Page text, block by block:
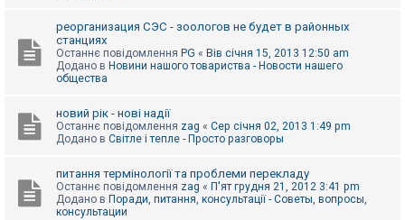
реорганизация СЭС - зоологов не будет в районных
станциях
Останнє повідомлення PG « Вів січня 15, 2013 12:50 am
Додано в Новини нашого товариства - Новости нашего
общества
новий рік - нові надії
Останнє повідомлення zag « Сер січня 02, 2013 1:49 pm
Додано в Світле і тепле - Просто разговоры
питання термінології та проблеми перекладу
Останнє повідомлення zag « П'ят грудня 21, 2012 3:41 pm
Додано в Поради, питання, консультації - Советы, вопросы,
консультации